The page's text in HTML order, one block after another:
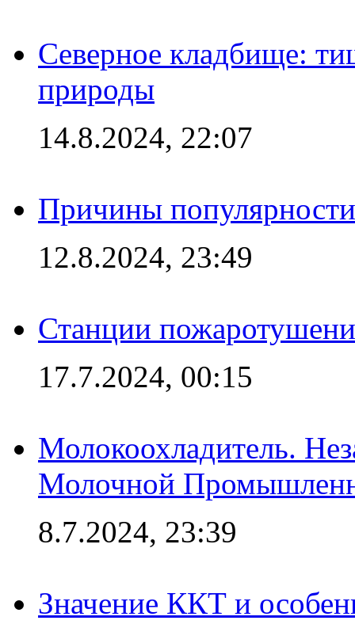
Северное кладбище:
природы
14.8.2024, 22:07
Причины
12.8.2024, 23:49
Станции
17.7.2024, 00:15
Молокоохладитель.
Молочной
8.7.2024, 23:39
Значение ККТ и